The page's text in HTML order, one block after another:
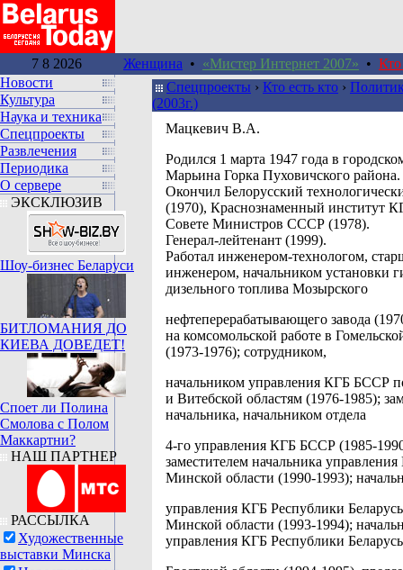
7 8 2026 Женщина • «Мистер Интернет 2007» • Кто
Новости
Культура
Наука и техника
Спецпроекты
Развлечения
Периодика
О сервере
ЭКСКЛЮЗИВ
Шоу-бизнес Беларуси
БИТЛОМАНИЯ ДО
КИЕВА ДОВЕДЕТ!
Споет ли Полина
Смолова с Полом
Маккартни?
НАШ ПАРТНЕР
РАССЫЛКА
Художественные
выставки Минска
Спецпроекты › Кто есть кто ›
(2003г.)
Мацкевич В.А.
Родился 1 марта 1947 года в
Марьина Горка Пуховичского района.
Окончил Белорусский
(1970), Краснознаменный институт
Совете Министров СССР (1978).
Генерал-лейтенант (1999).
Работал инженером-технологом,
инженером, начальником установки
дизельного топлива Мозырского
нефтеперерабатывающего завода
на комсомольской работе в
(1973-1976); сотрудником,
начальником управления КГБ БССР
и Витебской областям (1976-1985);
начальника, начальником отдела
4-го управления КГБ БССР (1985-
заместителем начальника
Минской области (1990-1993);
управления КГБ Республики
Минской области (1993-1994);
управления КГБ Республики